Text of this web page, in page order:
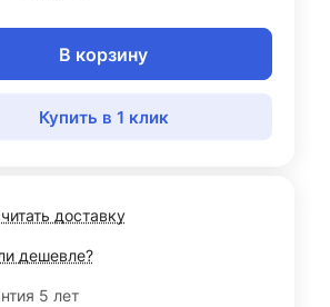
В корзину
Купить в 1 клик
доставку
дешевле?
5 лет